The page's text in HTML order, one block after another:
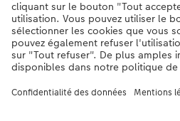
Si vous avez des questions concernant
n'hésitez pas à nous contacter du lundi
(hors jours fériés), au numéro de
20h
DE|FR|